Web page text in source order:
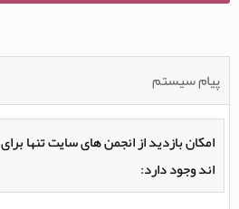
پیام سیستم
امکان بازدید از انجمن های سایت تنها
اند وجود دارد: